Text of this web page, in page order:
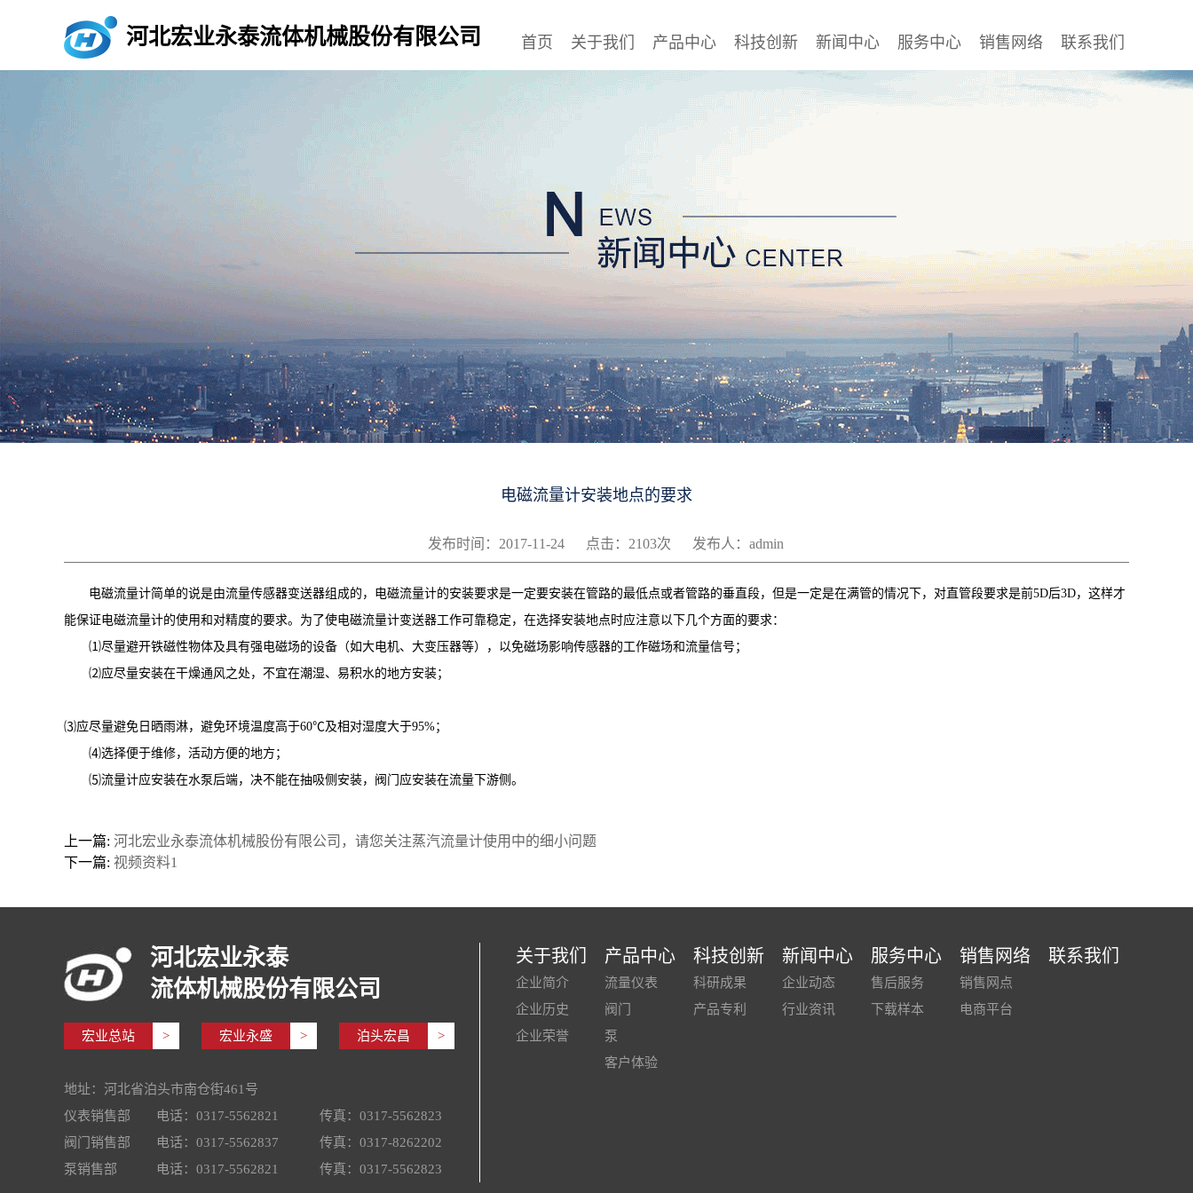
河北宏业永泰流体机械股份有限公司 首页 关于我们 产品中心 科技创新 新闻中心 服务中心 销售网络 联系我们
电磁流量计安装地点的要求
发布时间：2017-11-24 点击：2103次 发布人：admin
电磁流量计简单的说是由流量传感器变送器组成的，电磁流量计的安装要求是一定要安装在管路的最低点或者管路的垂直段，但是一定是在满管的情况下，对直管段要求是前5D后3D，这样才
能保证电磁流量计的使用和对精度的要求。为了使电磁流量计变送器工作可靠稳定，在选择安装地点时应注意以下几个方面的要求：
⑴尽量避开铁磁性物体及具有强电磁场的设备（如大电机、大变压器等），以免磁场影响传感器的工作磁场和流量信号；
⑵应尽量安装在干燥通风之处，不宜在潮湿、易积水的地方安装；
⑶应尽量避免日晒雨淋，避免环境温度高于60℃及相对湿度大于95%；
⑷选择便于维修，活动方便的地方；
⑸流量计应安装在水泵后端，决不能在抽吸侧安装，阀门应安装在流量下游侧。
上一篇: 河北宏业永泰流体机械股份有限公司，请您关注蒸汽流量计使用中的细小问题
下一篇: 视频资料1
河北宏业永泰
流体机械股份有限公司
宏业总站 > 宏业永盛 > 泊头宏昌 >
地址：河北省泊头市南仓街461号
仪表销售部
电话：0317-5562821
传真：0317-5562823
阀门销售部
电话：0317-5562837
传真：0317-8262202
泵销售部
电话：0317-5562821 传真：0317-5562823
关于我们
企业简介
企业历史
企业荣誉
产品中心
流量仪表
阀门
泵
客户体验
科技创新
科研成果
产品专利
新闻中心
企业动态
行业资讯
服务中心
售后服务
下载样本
销售网络
销售网点
电商平台
联系我们